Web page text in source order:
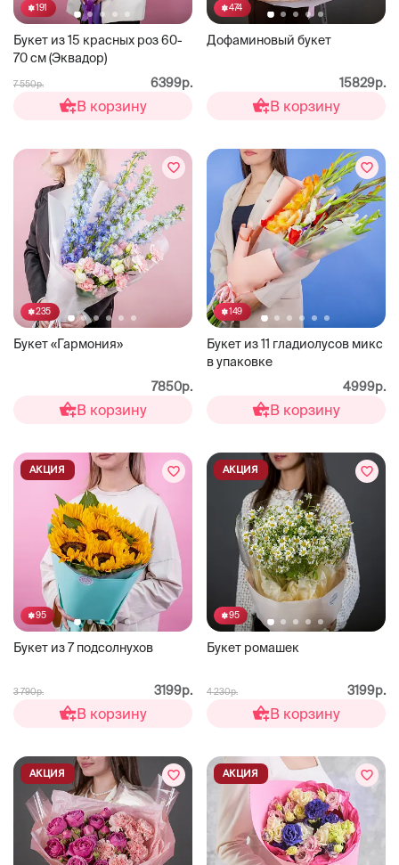
191
Букет из 15 красных роз 60-
70 см (Эквадор)
7 550р. 6399р.
В корзину
474
Дофаминовый букет
15829р.
В корзину
235
Букет «Гармония»
7850р.
В корзину
149
Букет из 11 гладиолусов микс
в упаковке
4999р.
В корзину
95
Букет из 7 подсолнухов
АКЦИЯ
3 790р. 3199р.
В корзину
95
Букет ромашек
АКЦИЯ
4 230р. 3199р.
В корзину
АКЦИЯ АКЦИЯ